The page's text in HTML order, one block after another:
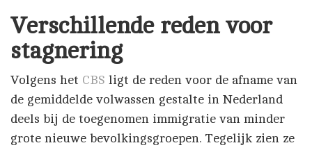
Verschillende reden voor
stagnering
Volgens het CBS ligt de reden voor de afname van
de gemiddelde volwassen gestalte in Nederland
deels bij de toegenomen immigratie van minder
grote nieuwe bevolkingsgroepen. Tegelijk zien ze